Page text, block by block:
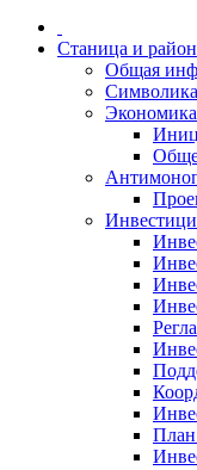
Станица и район
Общая
Символика
Экономика
План